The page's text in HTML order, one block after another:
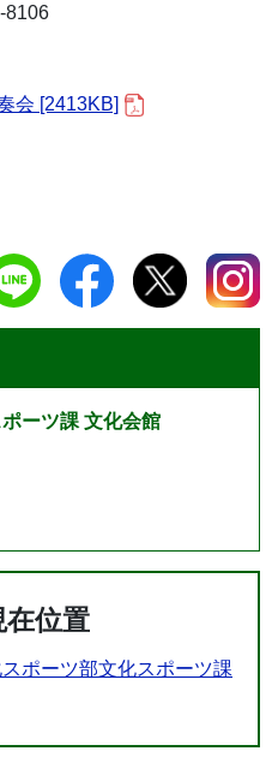
8106
会 [2413KB]
ーツ課 文化会館
位置
ポーツ部文化スポーツ課